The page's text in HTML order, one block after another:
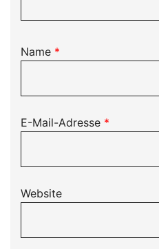
Name *
E-Mail-Adresse *
Website